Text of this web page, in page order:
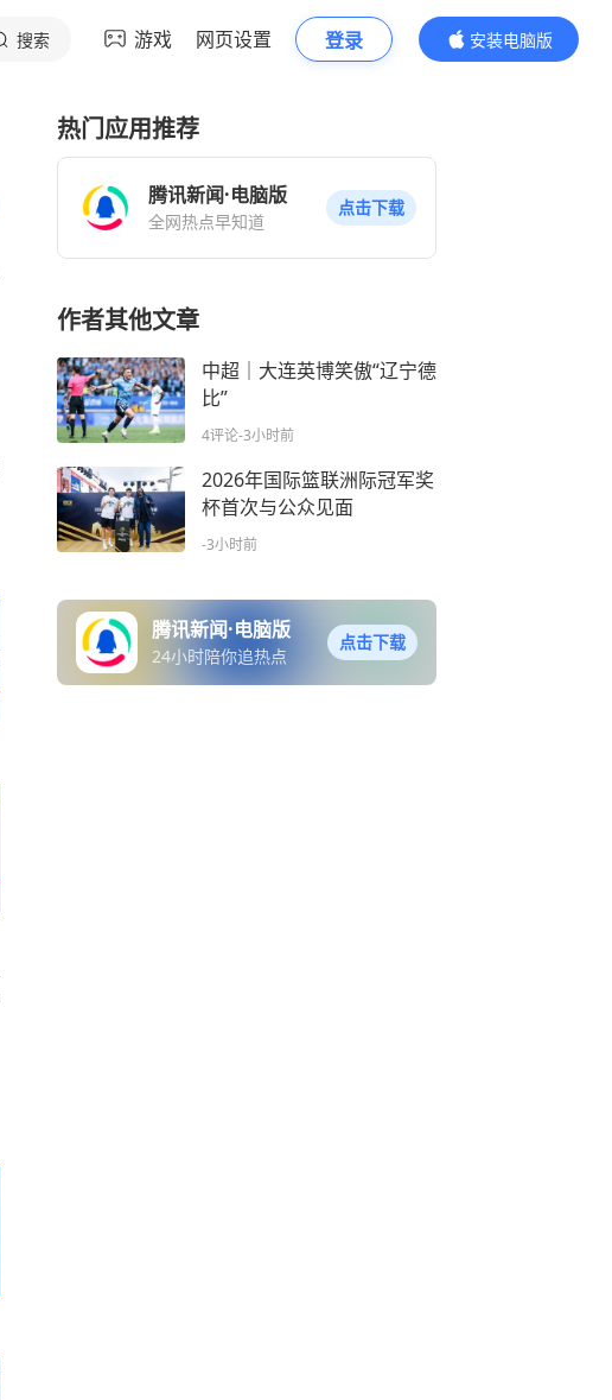
搜索 游戏 网页设置 登录
安装电脑版
内容更精彩
热门应用推荐
腾讯新闻·电脑版
全网热点早知道
点击下载
作者其他文章
中超｜大连英博笑傲“辽宁德
比”
4评论-3小时前
2026年国际篮联洲际冠军奖
杯首次与公众见面
-3小时前
腾讯新闻·电脑版
24小时陪你追热点
点击下载